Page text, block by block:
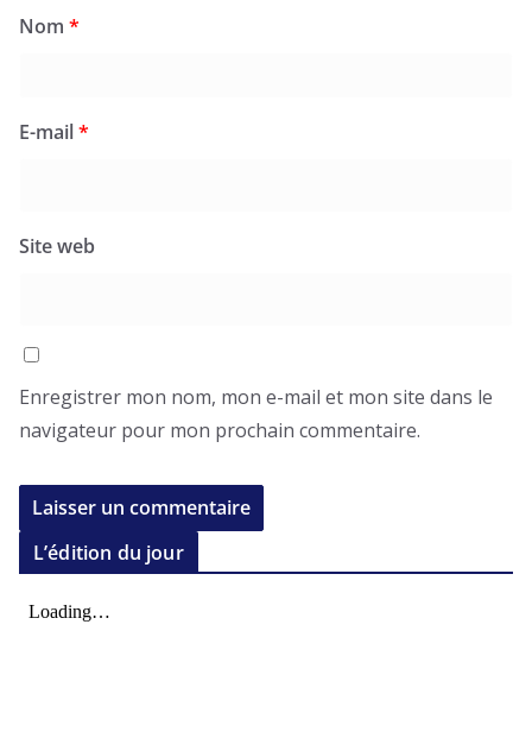
Nom *
E-mail*
Site web
Enregistrer mon nom, mon e-mail et mon site dans le
navigateur pour mon prochain commentaire.
L’édition du jour